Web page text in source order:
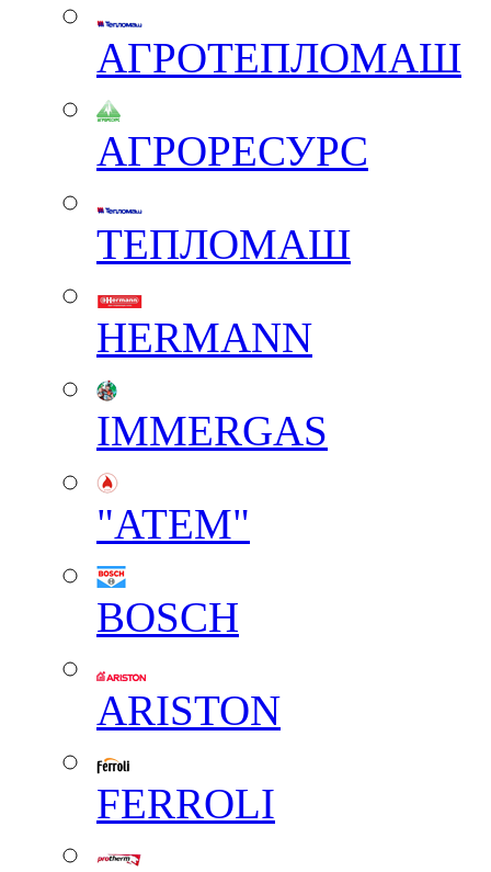
АГРОТЕПЛОМАШ
АГРОРЕСУРС
ТЕПЛОМАШ
HERMANN
IMMERGAS
"АТЕМ"
BOSCH
ARISTON
FERROLI